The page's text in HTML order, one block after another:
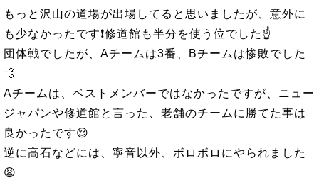
もっと沢山の道場が出場してると思いましたが、意外に
も少なかったです❗修道館も半分を使う位でした☝️
団体戦でしたが、Aチームは3番、Bチームは惨敗でした
💨
Aチームは、ベストメンバーではなかったですが、ニュー
ジャパンや修道館と言った、老舗のチームに勝てた事は
良かったです😌
逆に高石などには、寧音以外、ボロボロにやられました
😫